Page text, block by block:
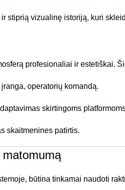
stiprią vizualinę istoriją, kuri
profesionaliai ir estetiškai.
operatorių komandą.
skirtingoms
skaitmenines patirtis.
būtina tinkamai naudoti